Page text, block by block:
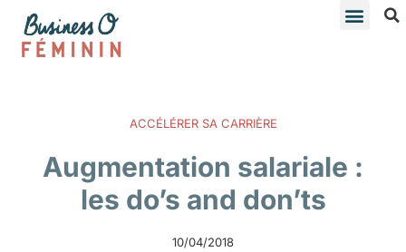
ACCÉLÉRER SA CARRIÈRE
Augmentation salariale :
les do’s and don’ts
10/04/2018